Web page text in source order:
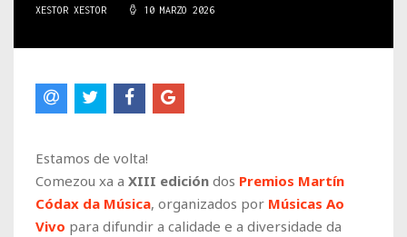
XESTOR XESTOR 10 MARZO 2026
Estamos de volta!
Comezou xa a XIII edición dos Premios Martín
Códax da Música, organizados por Músicas Ao
Vivo para difundir a calidade e a diversidade da